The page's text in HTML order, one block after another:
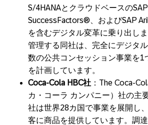
S/4HANAとクラウドベースの
SuccessFactors®、およびSAP
を含むデジタル変革に乗り出し
管理する同社は、完全にデジタ
数の公共コンセッション事業を1
を計画しています。
Coca-Cola HBC社 ：The Coca-
カ・コーラ カンパニー）社の主
社は世界28カ国で事業を展開し
客に商品を提供しています。調